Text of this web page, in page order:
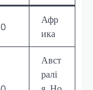
Афр
ика
Авст
ралі